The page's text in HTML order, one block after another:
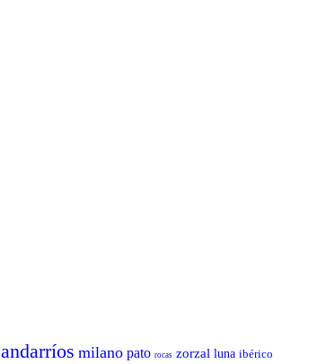
andarríos milano pato rocas zorzal luna ibérico